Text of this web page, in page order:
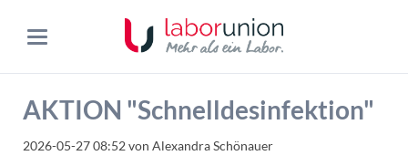
AKTION "Schnelldesinfektion"
2026-05-27 08:52von Alexandra Schönauer